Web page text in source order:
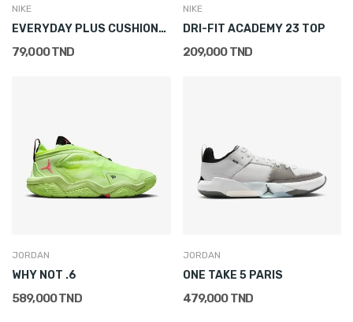
NIKE
EVERYDAY PLUS CUSHIONED CREW SOCKS (1 PAIR)
79,000 TND
NIKE
DRI-FIT ACADEMY 23 TOP
209,000 TND
JORDAN
WHY NOT .6
589,000 TND
JORDAN
ONE TAKE 5 PARIS
479,000 TND